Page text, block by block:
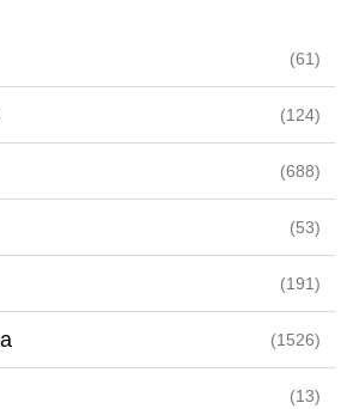
(61)
(124)
(688)
(53)
(191)
(1526)
(13)